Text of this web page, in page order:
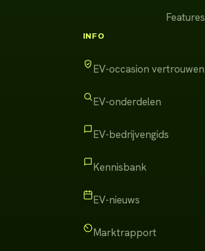
Features
INFO
EV-occasion vertrouwen
EV-onderdelen
EV-bedrijvengids
Kennisbank
EV-nieuws
Marktrapport